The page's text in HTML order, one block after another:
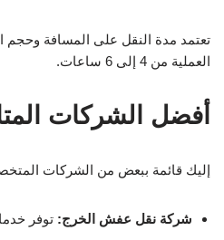
تعتمد مدة النقل على المسافة وحجم
العملية من 4 إلى 6 ساعات.
أفضل الشركات
إليك قائمة ببعض من الشركات
شركة نقل عفش الخرج: توفر